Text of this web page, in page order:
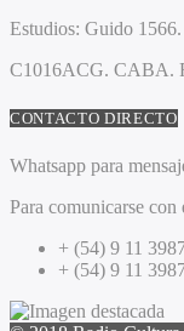
Estudios: Guido 1566.
C1016ACG. CABA.
CONTACTO DIRECTO
Whatsapp para
Para comunicarse
+ (54) 9 11
+ (54) 9 11